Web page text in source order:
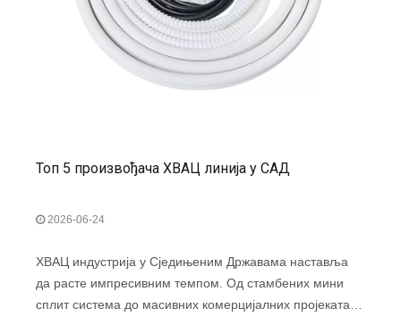
Топ 5 произвођача ХВАЦ линија у САД
2026-06-24
ХВАЦ индустрија у Сједињеним Државама наставља
да расте импресивним темпом. Од стамбених мини
сплит система до масивних комерцијалних пројеката